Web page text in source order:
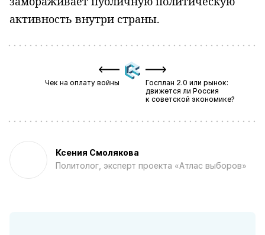
активность внутри страны.
Чек на оплату войны
Госплан 2.0 или рынок:
движется ли Россия
к советской экономике?
Ксения Смолякова
Политолог, эксперт проекта «Атлас выборов»